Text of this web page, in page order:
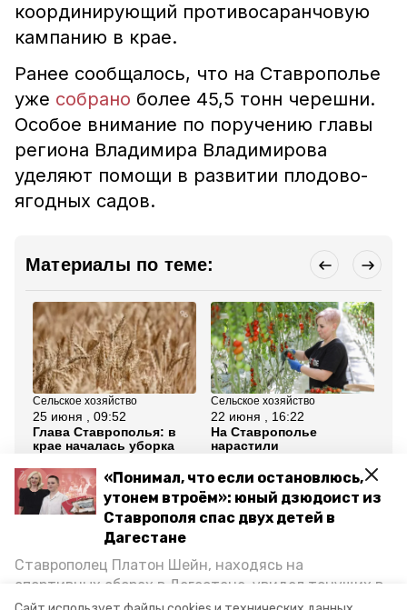
«Понимал, что если остановлюсь,
утонем втроём»: юный дзюдоист из
Ставрополя спас двух детей в
Дагестане
Ставрополец Платон Шейн, находясь на
спортивных сборах в Дегестане, увидел тонущих в
Каспийском море детей и бросился на помощь. По
координирующий противосаранчовую
кампанию в крае.
Ранее сообщалось, что на Ставрополье
уже собрано более 45,5 тонн черешни.
Особое внимание по поручению главы
региона Владимира Владимирова
уделяют помощи в развитии плодово-
ягодных садов.
Материалы по теме:
Сельское хозяйство
25 июня , 09:52
Глава Ставрополья: в
крае началась уборка
Сельское хозяйство
22 июня , 16:22
На Ставрополье
нарастили
тепличных овощей на
7%
Все новости
ставропольский край саранча